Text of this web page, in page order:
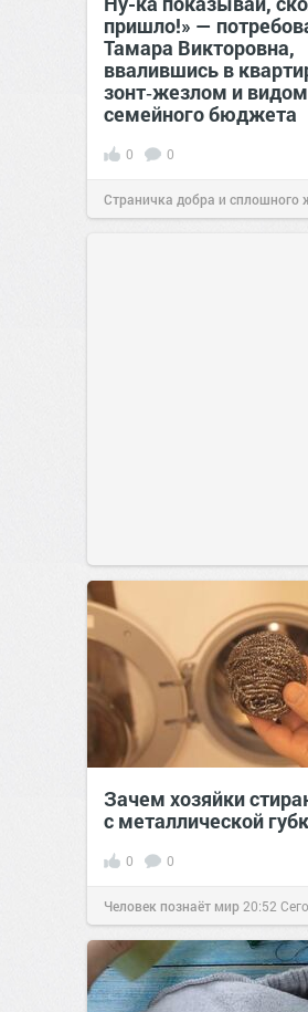
пришло!» —
Тамара Викторовна,
ввалившись в
зонт‑жезлом и
семейного бюджета
0 0
Страничка добра и сплошного
Зачем хозяйки
с металлической
0 0
Человек познаёт мир 20:52